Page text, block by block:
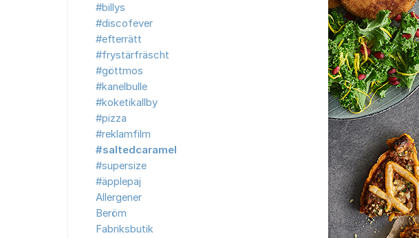
#billys
#discofever
#efterrätt
#frystärfräscht
#göttmos
#kanelbulle
#koketikallby
#pizza
#reklamfilm
#saltedcaramel
#supersize
#äpplepaj
Allergener
Beröm
Fabriksbutik